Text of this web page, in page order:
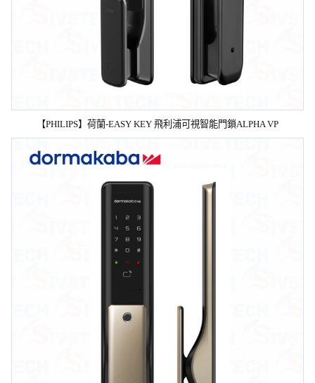
【PHILIPS】荷蘭-EASY KEY 飛利浦可視智能門鎖ALPHA VP